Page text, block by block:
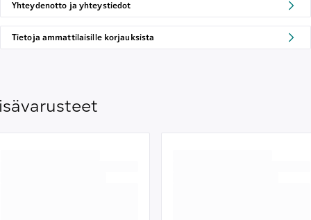
Yhteydenotto ja yhteystiedot
Tietoja ammattilaisille korjauksista